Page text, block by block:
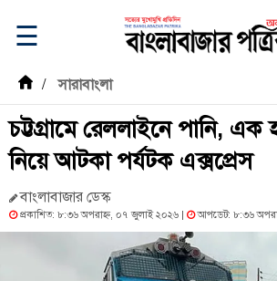
☰
/ সারাবাংলা
চট্টগ্রামে রেললাইনে পানি, এক
নিয়ে আটকা পর্যটক এক্সপ্রেস
বাংলাবাজার ডেস্ক
প্রকাশিত: ৮:৩৬ অপরাহ্ন, ০৭ জুলাই ২০২৬ | আপডেট: ৮:৩৬